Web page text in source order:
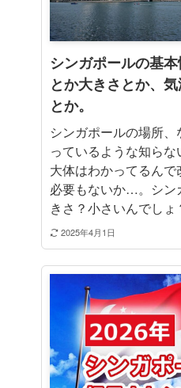
シンガポールの基
とか大きさとか、
とか。
シンガポールの場所
っているような知らな
大体はわかってるんで
必要もないか…。シン
きさ？小さいんでしょ
2025年4月1日